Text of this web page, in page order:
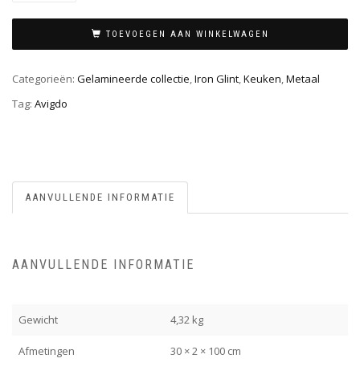
TOEVOEGEN AAN WINKELWAGEN
Categorieën: Gelamineerde collectie,Iron Glint,Keuken,Metaal
Tag: Avigdo
AANVULLENDE INFORMATIE
AANVULLENDE INFORMATIE
Gewicht 4,32 kg
Afmetingen 30 × 2 × 100 cm